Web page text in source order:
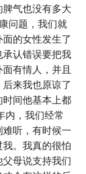
气也没有多大
问题，我们就
的女性发生了
认错误要把我
有情人，并且
来我也原谅了
间他基本上都
内，我们经常
听，有时候一
。我真的很怕
母说支持我们